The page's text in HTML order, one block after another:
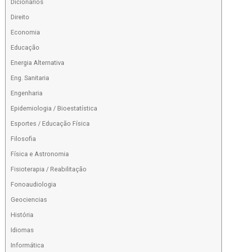
Dicionários
Direito
Economia
Educação
Energia Alternativa
Eng. Sanitaria
Engenharia
Epidemiologia / Bioestatística
Esportes / Educação Física
Filosofia
Física e Astronomia
Fisioterapia / Reabilitação
Fonoaudiologia
Geociencias
História
Idiomas
Informática